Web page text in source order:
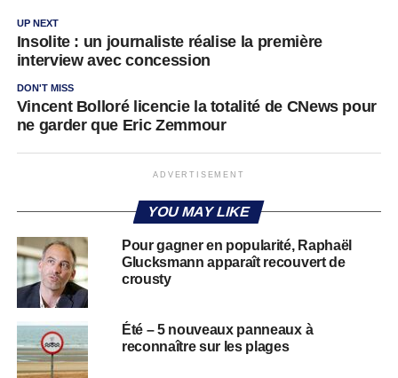
UP NEXT
Insolite : un journaliste réalise la première
interview avec concession
DON'T MISS
Vincent Bolloré licencie la totalité de CNews pour
ne garder que Eric Zemmour
ADVERTISEMENT
YOU MAY LIKE
Pour gagner en popularité, Raphaël
Glucksmann apparaît recouvert de
crousty
Été – 5 nouveaux panneaux à
reconnaître sur les plages